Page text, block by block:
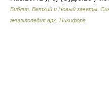
Библия. Ветхий и Новый заветы.
энциклопедия арх. Никифора.